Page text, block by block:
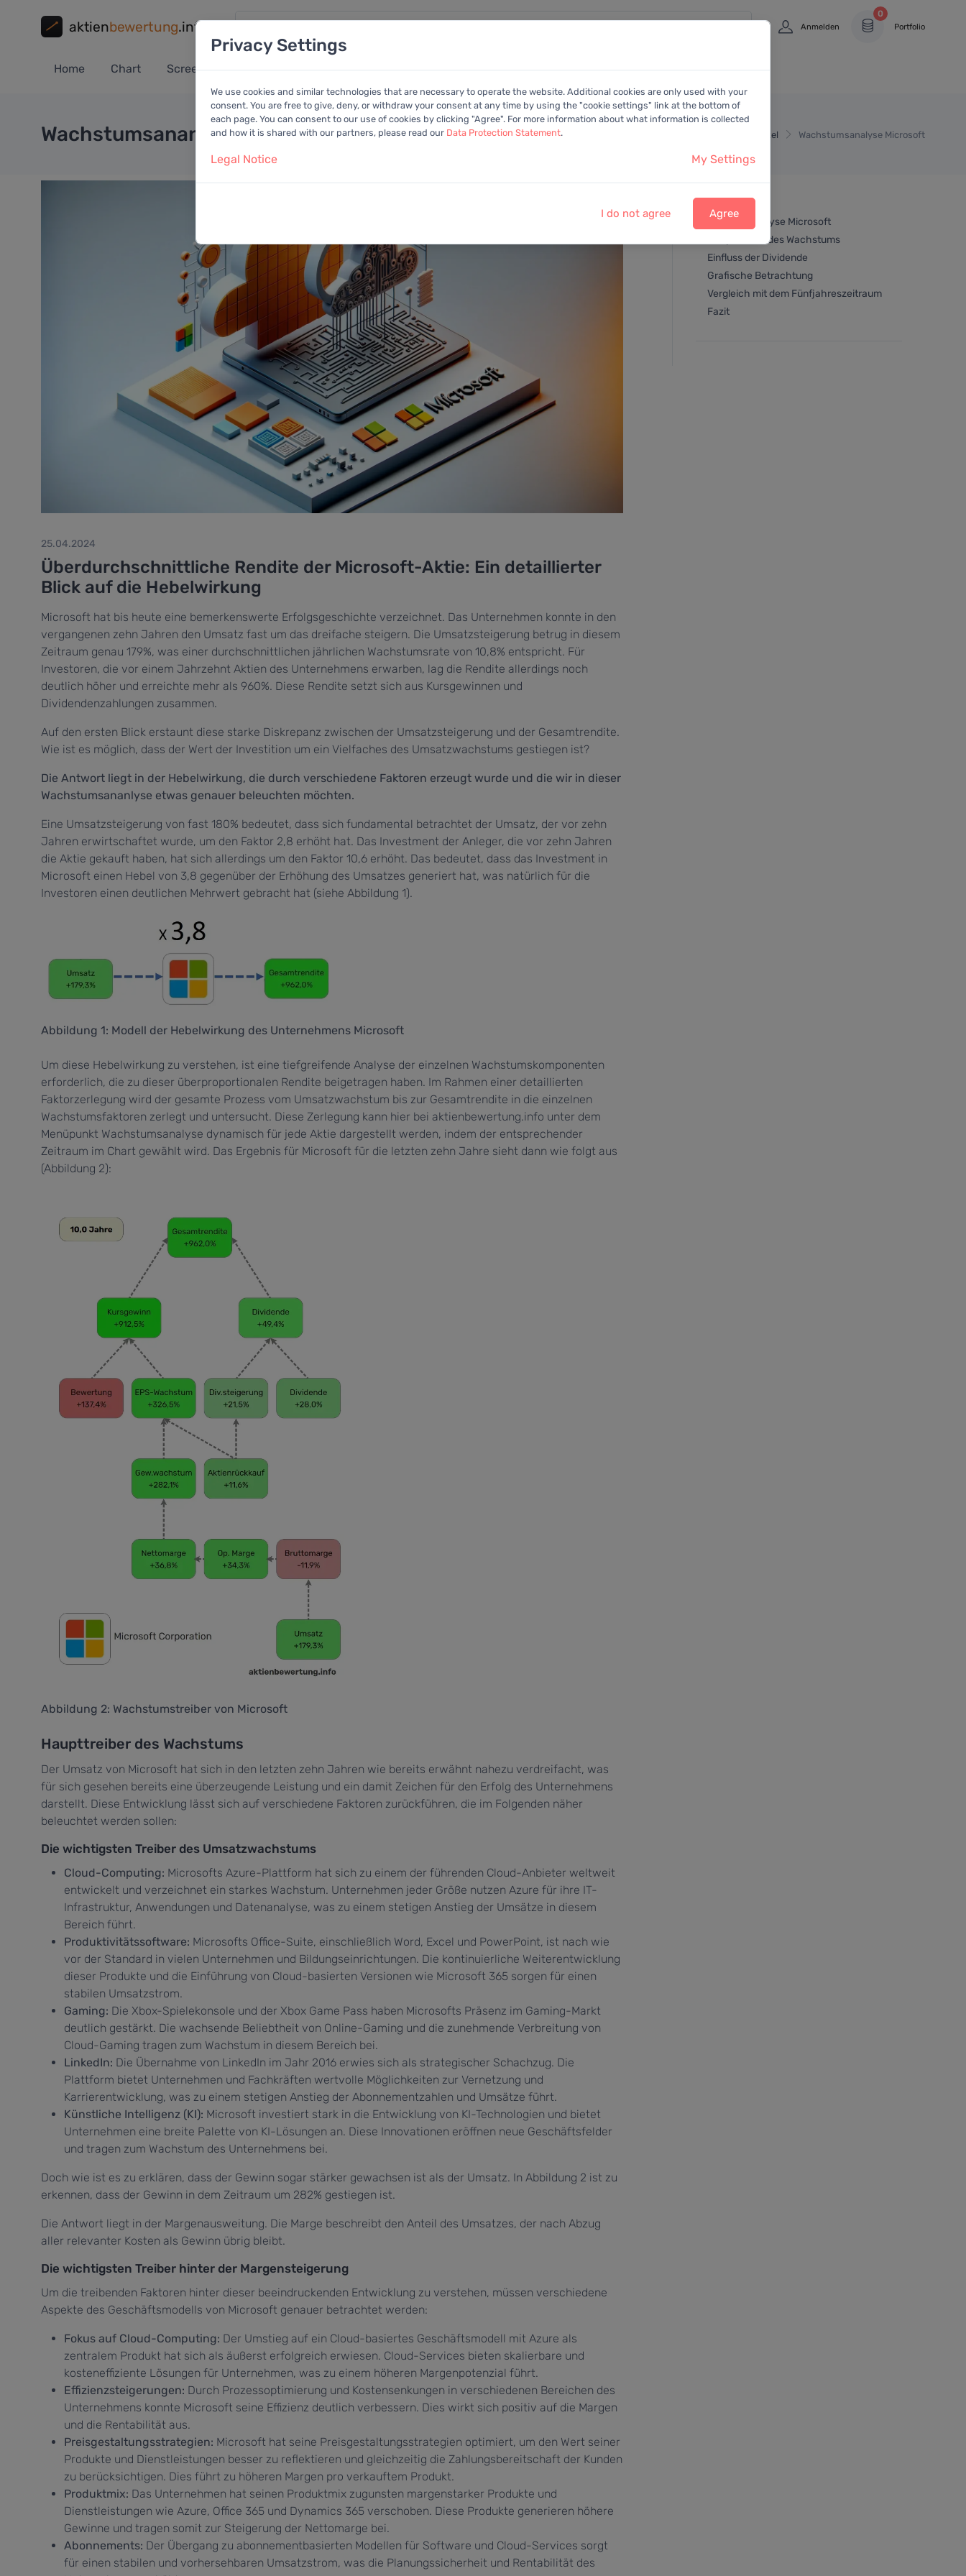
aktienbewertung.info Anmelden
0
Portfolio
Home Chart Screener Portfolio Analysen Kalender Anleitung Mitglied
Artikel Wachstumsanalyse Microsoft
Wachstumsananlyse Microsoft
25.04.2024
Überdurchschnittliche Rendite der Microsoft-Aktie: Ein detaillierter
Blick auf die Hebelwirkung
Microsoft hat bis heute eine bemerkenswerte Erfolgsgeschichte verzeichnet. Das Unternehmen konnte in den
vergangenen zehn Jahren den Umsatz fast um das dreifache steigern. Die Umsatzsteigerung betrug in diesem
Zeitraum genau 179%, was einer durchschnittlichen jährlichen Wachstumsrate von 10,8% entspricht. Für
Investoren, die vor einem Jahrzehnt Aktien des Unternehmens erwarben, lag die Rendite allerdings noch
deutlich höher und erreichte mehr als 960%. Diese Rendite setzt sich aus Kursgewinnen und
Dividendenzahlungen zusammen.
Auf den ersten Blick erstaunt diese starke Diskrepanz zwischen der Umsatzsteigerung und der Gesamtrendite.
Wie ist es möglich, dass der Wert der Investition um ein Vielfaches des Umsatzwachstums gestiegen ist?
Die Antwort liegt in der Hebelwirkung, die durch verschiedene Faktoren erzeugt wurde und die wir in dieser
Wachstumsananlyse etwas genauer beleuchten möchten.
Eine Umsatzsteigerung von fast 180% bedeutet, dass sich fundamental betrachtet der Umsatz, der vor zehn
Jahren erwirtschaftet wurde, um den Faktor 2,8 erhöht hat. Das Investment der Anleger, die vor zehn Jahren
die Aktie gekauft haben, hat sich allerdings um den Faktor 10,6 erhöht. Das bedeutet, dass das Investment in
Microsoft einen Hebel von 3,8 gegenüber der Erhöhung des Umsatzes generiert hat, was natürlich für die
Investoren einen deutlichen Mehrwert gebracht hat (siehe Abbildung 1).
Abbildung 1: Modell der Hebelwirkung des Unternehmens Microsoft
Um diese Hebelwirkung zu verstehen, ist eine tiefgreifende Analyse der einzelnen Wachstumskomponenten
erforderlich, die zu dieser überproportionalen Rendite beigetragen haben. Im Rahmen einer detaillierten
Faktorzerlegung wird der gesamte Prozess vom Umsatzwachstum bis zur Gesamtrendite in die einzelnen
Wachstumsfaktoren zerlegt und untersucht. Diese Zerlegung kann hier bei aktienbewertung.info unter dem
Menüpunkt Wachstumsanalyse dynamisch für jede Aktie dargestellt werden, indem der entsprechender
Zeitraum im Chart gewählt wird. Das Ergebnis für Microsoft für die letzten zehn Jahre sieht dann wie folgt aus
(Abbildung 2):
Abbildung 2: Wachstumstreiber von Microsoft
Haupttreiber des Wachstums
Der Umsatz von Microsoft hat sich in den letzten zehn Jahren wie bereits erwähnt nahezu verdreifacht, was
für sich gesehen bereits eine überzeugende Leistung und ein damit Zeichen für den Erfolg des Unternehmens
darstellt. Diese Entwicklung lässt sich auf verschiedene Faktoren zurückführen, die im Folgenden näher
beleuchtet werden sollen:
Die wichtigsten Treiber des Umsatzwachstums
Cloud-Computing: Microsofts Azure-Plattform hat sich zu einem der führenden Cloud-Anbieter weltweit
entwickelt und verzeichnet ein starkes Wachstum. Unternehmen jeder Größe nutzen Azure für ihre IT-
Infrastruktur, Anwendungen und Datenanalyse, was zu einem stetigen Anstieg der Umsätze in diesem
Bereich führt.
Produktivitätssoftware: Microsofts Office-Suite, einschließlich Word, Excel und PowerPoint, ist nach wie
vor der Standard in vielen Unternehmen und Bildungseinrichtungen. Die kontinuierliche Weiterentwicklung
dieser Produkte und die Einführung von Cloud-basierten Versionen wie Microsoft 365 sorgen für einen
stabilen Umsatzstrom.
Gaming: Die Xbox-Spielekonsole und der Xbox Game Pass haben Microsofts Präsenz im Gaming-Markt
deutlich gestärkt. Die wachsende Beliebtheit von Online-Gaming und die zunehmende Verbreitung von
Cloud-Gaming tragen zum Wachstum in diesem Bereich bei.
LinkedIn: Die Übernahme von LinkedIn im Jahr 2016 erwies sich als strategischer Schachzug. Die
Plattform bietet Unternehmen und Fachkräften wertvolle Möglichkeiten zur Vernetzung und
Karrierentwicklung, was zu einem stetigen Anstieg der Abonnementzahlen und Umsätze führt.
Künstliche Intelligenz (KI): Microsoft investiert stark in die Entwicklung von KI-Technologien und bietet
Unternehmen eine breite Palette von KI-Lösungen an. Diese Innovationen eröffnen neue Geschäftsfelder
und tragen zum Wachstum des Unternehmens bei.
Doch wie ist es zu erklären, dass der Gewinn sogar stärker gewachsen ist als der Umsatz. In Abbildung 2 ist zu
erkennen, dass der Gewinn in dem Zeitraum um 282% gestiegen ist.
Die Antwort liegt in der Margenausweitung. Die Marge beschreibt den Anteil des Umsatzes, der nach Abzug
aller relevanter Kosten als Gewinn übrig bleibt.
Die wichtigsten Treiber hinter der Margensteigerung
Um die treibenden Faktoren hinter dieser beeindruckenden Entwicklung zu verstehen, müssen verschiedene
Aspekte des Geschäftsmodells von Microsoft genauer betrachtet werden:
Fokus auf Cloud-Computing: Der Umstieg auf ein Cloud-basiertes Geschäftsmodell mit Azure als
zentralem Produkt hat sich als äußerst erfolgreich erwiesen. Cloud-Services bieten skalierbare und
kosteneffiziente Lösungen für Unternehmen, was zu einem höheren Margenpotenzial führt.
Effizienzsteigerungen: Durch Prozessoptimierung und Kostensenkungen in verschiedenen Bereichen des
Unternehmens konnte Microsoft seine Effizienz deutlich verbessern. Dies wirkt sich positiv auf die Margen
und die Rentabilität aus.
Preisgestaltungsstrategien: Microsoft hat seine Preisgestaltungsstrategien optimiert, um den Wert seiner
Produkte und Dienstleistungen besser zu reflektieren und gleichzeitig die Zahlungsbereitschaft der Kunden
zu berücksichtigen. Dies führt zu höheren Margen pro verkauftem Produkt.
Produktmix: Das Unternehmen hat seinen Produktmix zugunsten margenstarker Produkte und
Dienstleistungen wie Azure, Office 365 und Dynamics 365 verschoben. Diese Produkte generieren höhere
Gewinne und tragen somit zur Steigerung der Nettomarge bei.
Abonnements: Der Übergang zu abonnementbasierten Modellen für Software und Cloud-Services sorgt
für einen stabilen und vorhersehbaren Umsatzstrom, was die Planungssicherheit und Rentabilität des
Wachstumsanalyse Microsoft
Haupttreiber des Wachstums
Einfluss der Dividende
Grafische Betrachtung
Vergleich mit dem Fünfjahreszeitraum
Fazit
Privacy Settings
We use cookies and similar technologies that are necessary to operate the website. Additional cookies are only used with your
consent. You are free to give, deny, or withdraw your consent at any time by using the "cookie settings" link at the bottom of
each page. You can consent to our use of cookies by clicking "Agree". For more information about what information is collected
and how it is shared with our partners, please read our Data Protection Statement.
Legal Notice My Settings
I do not agree Agree